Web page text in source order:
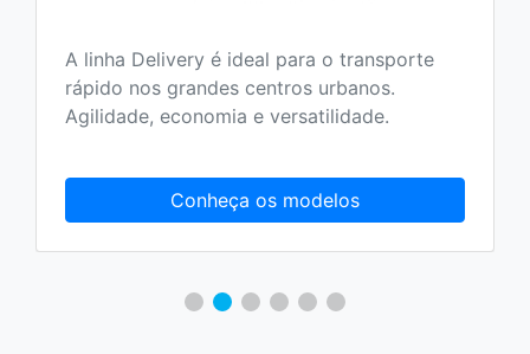
A linha Delivery é ideal para o transporte
rápido nos grandes centros urbanos.
Agilidade, economia e versatilidade.
Conheça os modelos